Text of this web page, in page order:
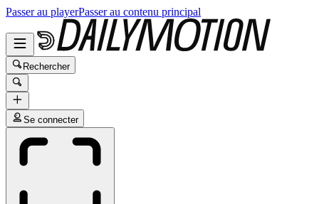
Passer au playerPasser au contenu principal
Rechercher
Se connecter